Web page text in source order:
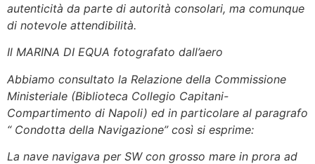
autenticità da parte di autorità consolari, ma comunque
di notevole attendibilità.
Il MARINA DI EQUA fotografato dall’aero
Abbiamo consultato la Relazione della Commissione
Ministeriale (Biblioteca Collegio Capitani-
Compartimento di Napoli) ed in particolare al paragrafo
“ Condotta della Navigazione” così si esprime:
La nave navigava per SW con grosso mare in prora ad